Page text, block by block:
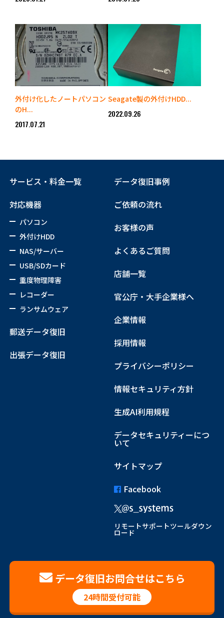
外付け化したノートパソコン
のH...
2017.07.21
Seagate製の外付けHDD...
2022.09.26
サービス・料金一覧
対応機器
パソコン
外付けHDD
NAS/サーバー
USB/SDカード
重度物理障害
レコーダー
ランサムウェア
郵送データ復旧
出張データ復旧
データ復旧事例
ご依頼の流れ
お客様の声
よくあるご質問
店舗一覧
官公庁・大手企業様へ
企業情報
採用情報
プライバシーポリシー
情報セキュリティ方針
生成AI利用規程
データセキュリティーにつ
いて
サイトマップ
Facebook
リモートサポートツールダウン
ロード
データ復旧お問合せはこちら
24時間受付可能